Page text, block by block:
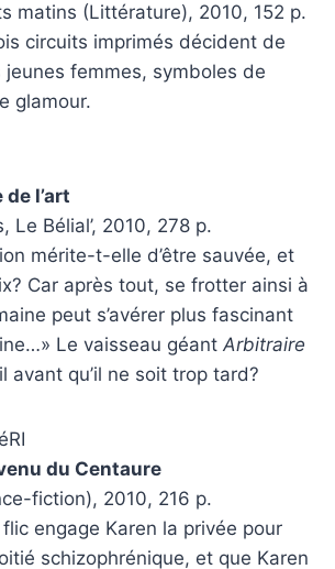
matins (Littérature), 2010, 152 p.
circuits imprimés décident de
jeunes femmes, symboles de
glamour.
de l’art
Le Bélial’, 2010, 278 p.
mérite-t-elle d’être sauvée, et
Car après tout, se frotter ainsi à
peut s’avérer plus fascinant
Le vaisseau géant Arbitraire
avant qu’il ne soit trop tard?
du Centaure
fiction), 2010, 216 p.
engage Karen la privée pour
schizophrénique, et que Karen